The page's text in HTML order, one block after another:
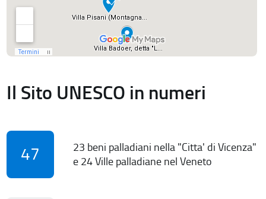
Il Sito UNESCO in numeri
47
23 beni palladiani nella "Citta' di Vicenza"
e 24 Ville palladiane nel Veneto